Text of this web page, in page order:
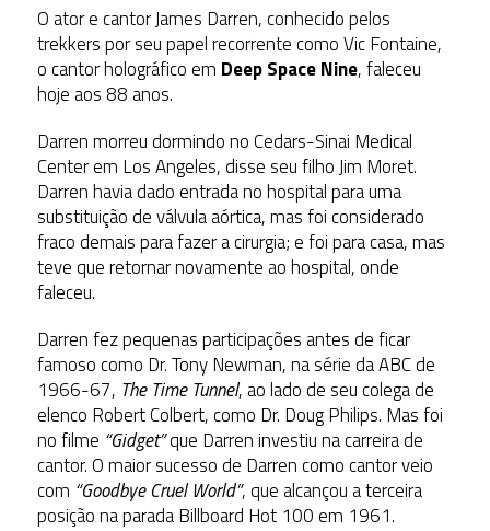
O ator e cantor James Darren, conhecido pelos
trekkers por seu papel recorrente como Vic Fontaine,
o cantor holográfico em Deep Space Nine, faleceu
hoje aos 88 anos.
Darren morreu dormindo no Cedars-Sinai Medical
Center em Los Angeles, disse seu filho Jim Moret.
Darren havia dado entrada no hospital para uma
substituição de válvula aórtica, mas foi considerado
fraco demais para fazer a cirurgia; e foi para casa, mas
teve que retornar novamente ao hospital, onde
faleceu.
Darren fez pequenas participações antes de ficar
famoso como Dr. Tony Newman, na série da ABC de
1966-67, The Time Tunnel, ao lado de seu colega de
elenco Robert Colbert, como Dr. Doug Philips. Mas foi
no filme “Gidget”que Darren investiu na carreira de
cantor. O maior sucesso de Darren como cantor veio
com “Goodbye Cruel World”, que alcançou a terceira
posição na parada Billboard Hot 100 em 1961.